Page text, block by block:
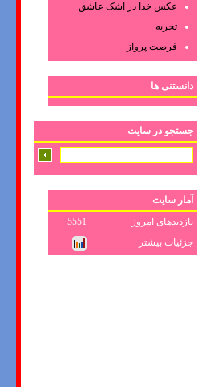
عکس‌ خدا در اشک‌ عاشق‌
تجربه
فرصت پرواز
دانستنی ها
جستجو در سایت
آمار سایت
بازدیدهای امروز
5551
جزئیات بیشتر